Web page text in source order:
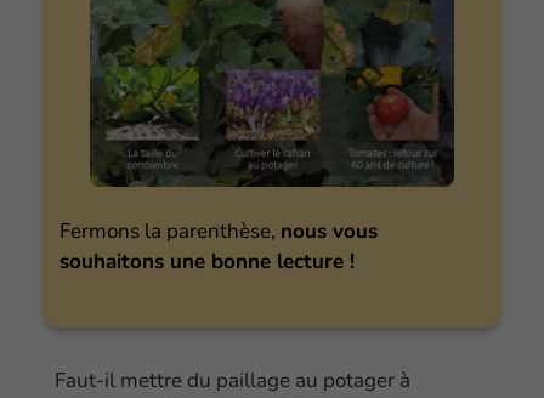
Fermons la parenthèse, nous vous
souhaitons une bonne lecture !
Faut-il mettre du paillage au potager à